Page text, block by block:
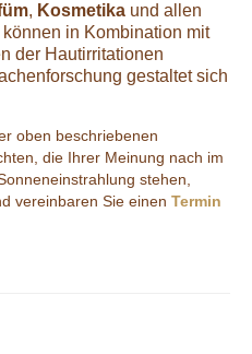
, Kosmetika und allen
können in Kombination mit
der Hautirritationen
gestaltet sich
oben beschriebenen
die Ihrer Meinung nach im
stehen,
vereinbaren Sie einen Termin